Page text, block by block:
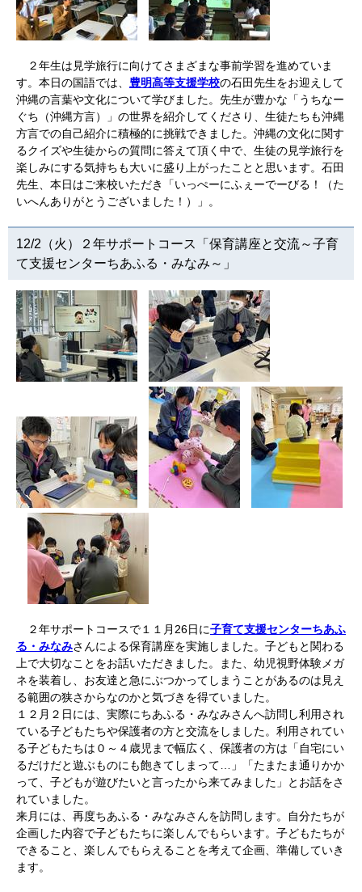
２年生は見学旅行に向けてさまざまな事前学習を進めていま
す。本日の国語では、 豊明高等支援学校の石田先生をお迎えして
沖縄の言葉や文化について学びました。先生が豊かな「うちなー
ぐち（沖縄方言）」の世界を紹介してくださり、生徒たちも沖縄
方言での自己紹介に積極的に挑戦できました。沖縄の文化に関す
るクイズや生徒からの質問に答えて頂く中で、生徒の見学旅行を
楽しみにする気持ちも大いに盛り上がったことと思います。石田
先生、本日はご来校いただき「いっぺーにふぇーでーびる！（た
いへんありがとうございました！）」。
12/2（火）２年サポートコース「保育講座と交流～子育
て支援センターちあふる・みなみ～」
２年サポートコースで１１月26日に子育て支援センターちあふ
る・みなみさんによる保育講座を実施しました。子どもと関わる
上で大切なことをお話いただきました。また、幼児視野体験メガ
ネを装着し、お友達と急にぶつかってしまうことがあるのは見え
る範囲の狭さからなのかと気づきを得ていました。
１２月２日には、実際にちあふる・みなみさんへ訪問し利用され
ている子どもたちや保護者の方と交流をしました。利用されてい
る子どもたちは０～４歳児まで幅広く、保護者の方は「自宅にい
るだけだと遊ぶものにも飽きてしまって…」「たまたま通りかか
って、子どもが遊びたいと言ったから来てみました」とお話をさ
れていました。
来月には、再度ちあふる・みなみさんを訪問します。自分たちが
企画した内容で子どもたちに楽しんでもらいます。子どもたちが
できること、楽しんでもらえることを考えて企画、準備していき
ます。